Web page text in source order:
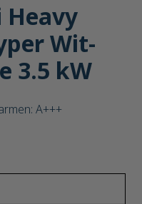
Wit-
3.5 kW
A+++